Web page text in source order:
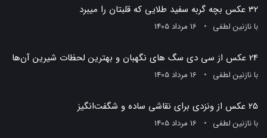
32 عکس بچه گربه سفید طلایی که قلبتان را میبرد
بانازنین لطفی 16 مرداد 1405
24 عکس از سی دی سگ های نگهبان و بهترین لحظات شیرین آن‌ها
بانازنین لطفی 16 مرداد 1405
25 عکس از ونزدی برای نقاشی ساده و شگفت‌انگیز
بانازنین لطفی 16 مرداد 1405